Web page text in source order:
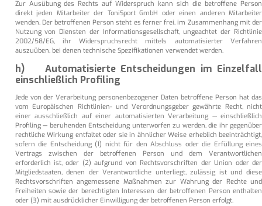
Zur Ausübung des Rechts auf Widerspruch kann sich die betroffene Person
direkt jeden Mitarbeiter der ToniSport GmbH oder einen anderen Mitarbeiter
wenden. Der betroffenen Person steht es ferner frei, im Zusammenhang mit der
Nutzung von Diensten der Informationsgesellschaft, ungeachtet der Richtlinie
2002/58/EG, ihr Widerspruchsrecht mittels automatisierter Verfahren
auszuüben, bei denen technische Spezifikationen verwendet werden.
h) Automatisierte Entscheidungen im Einzelfall
einschließlich Profiling
Jede von der Verarbeitung personenbezogener Daten betroffene Person hat das
vom Europäischen Richtlinien- und Verordnungsgeber gewährte Recht, nicht
einer ausschließlich auf einer automatisierten Verarbeitung — einschließlich
Profiling — beruhenden Entscheidung unterworfen zu werden, die ihr gegenüber
rechtliche Wirkung entfaltet oder sie in ähnlicher Weise erheblich beeinträchtigt,
sofern die Entscheidung (1) nicht für den Abschluss oder die Erfüllung eines
Vertrags zwischen der betroffenen Person und dem Verantwortlichen
erforderlich ist, oder (2) aufgrund von Rechtsvorschriften der Union oder der
Mitgliedstaaten, denen der Verantwortliche unterliegt, zulässig ist und diese
Rechtsvorschriften angemessene Maßnahmen zur Wahrung der Rechte und
Freiheiten sowie der berechtigten Interessen der betroffenen Person enthalten
oder (3) mit ausdrücklicher Einwilligung der betroffenen Person erfolgt.